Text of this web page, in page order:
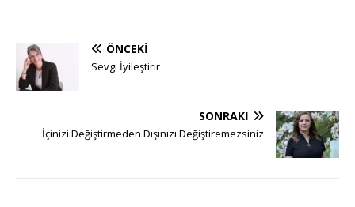
ÖNCEKI
Sevgi İyileştirir
SONRAKI
İçinizi Değiştirmeden Dışınızı Değiştiremezsiniz